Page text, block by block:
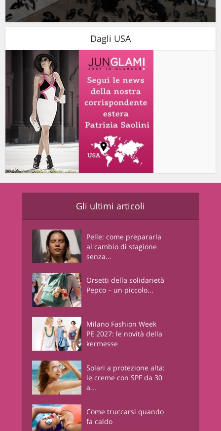
Dagli USA
Gli ultimi articoli
Pelle: come prepararla
al cambio di stagione
senza...
Orsetti della solidarietà
Pepco – un piccolo...
Milano Fashion Week
PE 2027: le novità della
kermesse
Solari a protezione alta:
le creme con SPF da 30
a...
Come truccarsi quando
fa caldo